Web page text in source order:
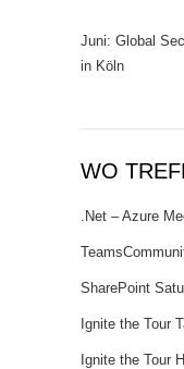
Juni: Global
in Köln
WO
.Net – Azure
SharePoint
Ignite the Tour
Ignite the Tour